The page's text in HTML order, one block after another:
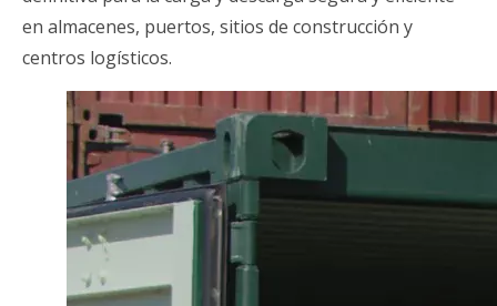
en almacenes, puertos, sitios de construcción y
centros logísticos.